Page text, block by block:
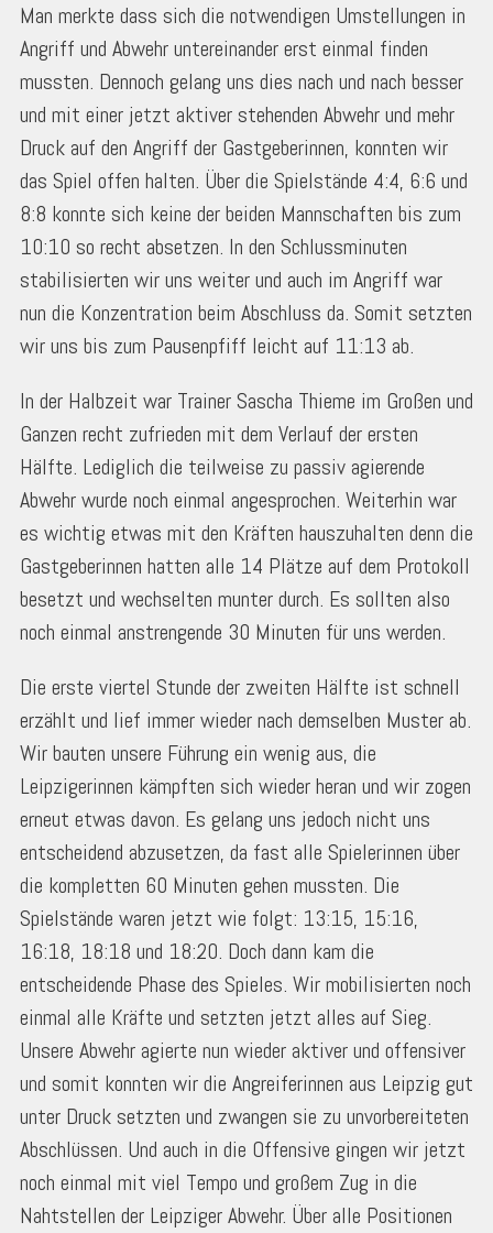
Man merkte dass sich die notwendigen Umstellungen in
Angriff und Abwehr untereinander erst einmal finden
mussten. Dennoch gelang uns dies nach und nach besser
und mit einer jetzt aktiver stehenden Abwehr und mehr
Druck auf den Angriff der Gastgeberinnen, konnten wir
das Spiel offen halten. Über die Spielstände 4:4, 6:6 und
8:8 konnte sich keine der beiden Mannschaften bis zum
10:10 so recht absetzen. In den Schlussminuten
stabilisierten wir uns weiter und auch im Angriff war
nun die Konzentration beim Abschluss da. Somit setzten
wir uns bis zum Pausenpfiff leicht auf 11:13 ab.
In der Halbzeit war Trainer Sascha Thieme im Großen und
Ganzen recht zufrieden mit dem Verlauf der ersten
Hälfte. Lediglich die teilweise zu passiv agierende
Abwehr wurde noch einmal angesprochen. Weiterhin war
es wichtig etwas mit den Kräften hauszuhalten denn die
Gastgeberinnen hatten alle 14 Plätze auf dem Protokoll
besetzt und wechselten munter durch. Es sollten also
noch einmal anstrengende 30 Minuten für uns werden.
Die erste viertel Stunde der zweiten Hälfte ist schnell
erzählt und lief immer wieder nach demselben Muster ab.
Wir bauten unsere Führung ein wenig aus, die
Leipzigerinnen kämpften sich wieder heran und wir zogen
erneut etwas davon. Es gelang uns jedoch nicht uns
entscheidend abzusetzen, da fast alle Spielerinnen über
die kompletten 60 Minuten gehen mussten. Die
Spielstände waren jetzt wie folgt: 13:15, 15:16,
16:18, 18:18 und 18:20. Doch dann kam die
entscheidende Phase des Spieles. Wir mobilisierten noch
einmal alle Kräfte und setzten jetzt alles auf Sieg.
Unsere Abwehr agierte nun wieder aktiver und offensiver
und somit konnten wir die Angreiferinnen aus Leipzig gut
unter Druck setzten und zwangen sie zu unvorbereiteten
Abschlüssen. Und auch in die Offensive gingen wir jetzt
noch einmal mit viel Tempo und großem Zug in die
Nahtstellen der Leipziger Abwehr. Über alle Positionen